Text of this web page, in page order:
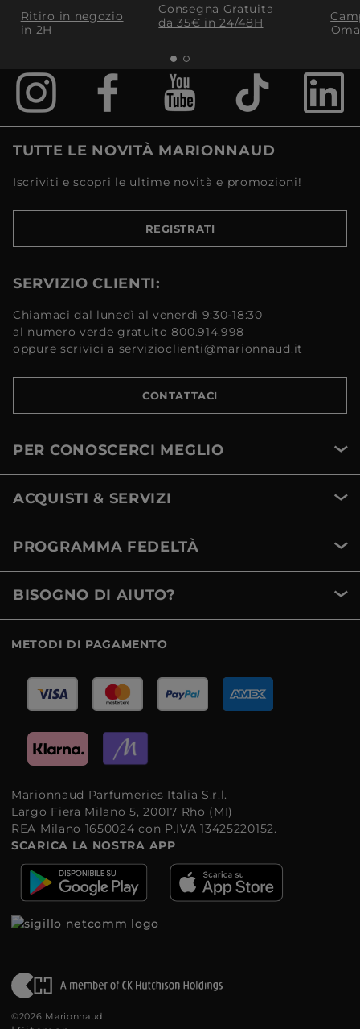
Ritiro in negozio
in 2H
Consegna Gratuita
da 35€​ in 24/48H
TUTTE LE NOVITÀ MARIONNAUD
Iscriviti e scopri le ultime novità e promozioni!
REGISTRATI
SERVIZIO CLIENTI:
Chiamaci dal lunedì al venerdì 9:30-18:30
al numero verde gratuito 800.914.998
oppure scrivici a servizioclienti@marionnaud.it
CONTATTACI
PER CONOSCERCI MEGLIO
ACQUISTI & SERVIZI
PROGRAMMA FEDELTÀ
BISOGNO DI AIUTO?
METODI DI PAGAMENTO
Marionnaud Parfumeries Italia S.r.l.
Largo Fiera Milano 5, 20017 Rho (MI)
REA Milano 1650024 con P.IVA 13425220152.
SCARICA LA NOSTRA APP
©2026 Marionnaud